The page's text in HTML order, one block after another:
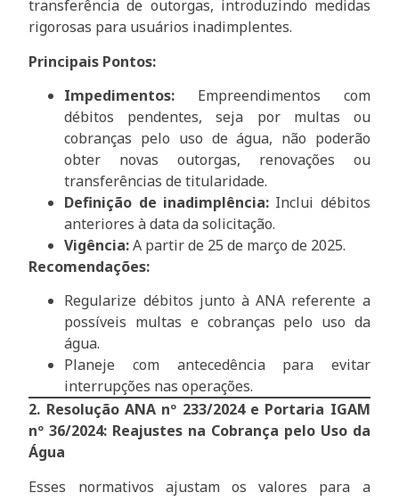
transferência de outorgas, introduzindo medidas
rigorosas para usuários inadimplentes.
Principais Pontos:
Impedimentos: Empreendimentos com
débitos pendentes, seja por multas ou
cobranças pelo uso de água, não poderão
obter novas outorgas, renovações ou
transferências de titularidade.
Definição de inadimplência: Inclui débitos
anteriores à data da solicitação.
Vigência:A partir de 25 de março de 2025.
Recomendações:
Regularize débitos junto à ANA referente a
possíveis multas e cobranças pelo uso da
água.
Planeje com antecedência para evitar
interrupções nas operações.
2. Resolução ANA nº 233/2024 e Portaria IGAM
nº 36/2024: Reajustes na Cobrança pelo Uso da
Água
Esses normativos ajustam os valores para a